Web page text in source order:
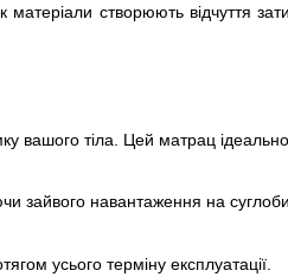
створюють відчуття
вашого тіла. Цей матрац
зайвого навантаження на
усього терміну експлуатації.